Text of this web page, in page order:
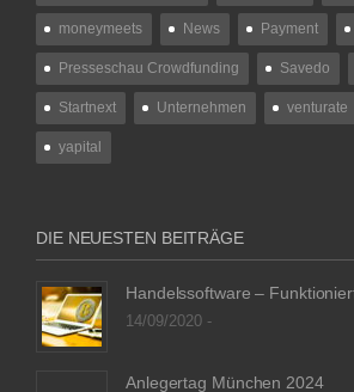
moneymeets News Payment
Presseschau Crowdfunding Savedo
Startnext Unternehmen venturate
yapital
DIE NEUESTEN BEITRÄGE
Handelssoftware –
14/09/2020 -
Anlegertag München 2024